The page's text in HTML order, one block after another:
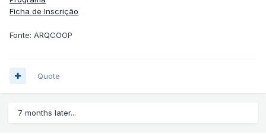
Ficha de Inscrição
Fonte: ARQCOOP
Quote
7 months later...